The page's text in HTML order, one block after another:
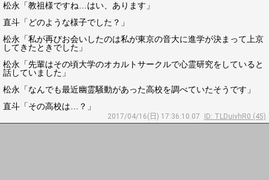
松永「教祖様ですね…はい、あります」
直斗「どのような様子でした？」
松永「私が再びお会いしたのは私が東京の音大に進学が決まって上京
してきたときでした」
松永「先輩はその頃大学のオカルトサークルで心霊研究をしていると
話していました」
松永「なんでも最近幽霊騒動があった高校を調べていたそうです」
直斗「その高校は…？」
2017/04/16(日) 17:36:10.07 ID: TLDuivhR0 (45)